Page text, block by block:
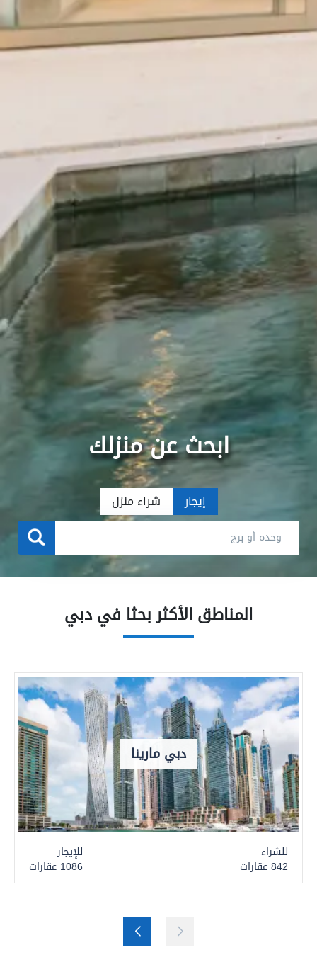
ابحث عن منزلك
إيجار شراء منزل
المناطق الأكثر بحثا في دبي
دبي مارينا
للشراء
842 عقارات
للإيجار
1086 عقارات